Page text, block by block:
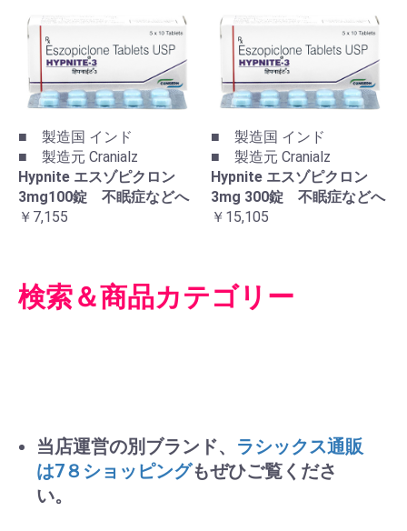
■ 製造国 インド
■ 製造元 Cranialz
Hypnite エスゾピクロン
3mg100錠 不眠症などへ
￥7,155
■ 製造国 インド
■ 製造元 Cranialz
Hypnite エスゾピクロン
3mg 300錠 不眠症などへ
￥15,105
検索＆商品カテゴリー
当店運営の別ブランド、 ラシックス通販
は7８ショッピングもぜひご覧くださ
い。